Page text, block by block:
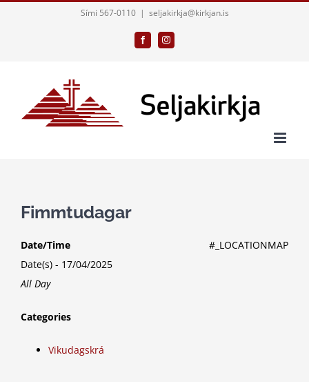
Sími 567-0110 | seljakirkja@kirkjan.is
FacebookInstagram
Fimmtudagar
#_LOCATIONMAP
Date/Time
Date(s) - 17/04/2025
All Day
Categories
Vikudagskrá